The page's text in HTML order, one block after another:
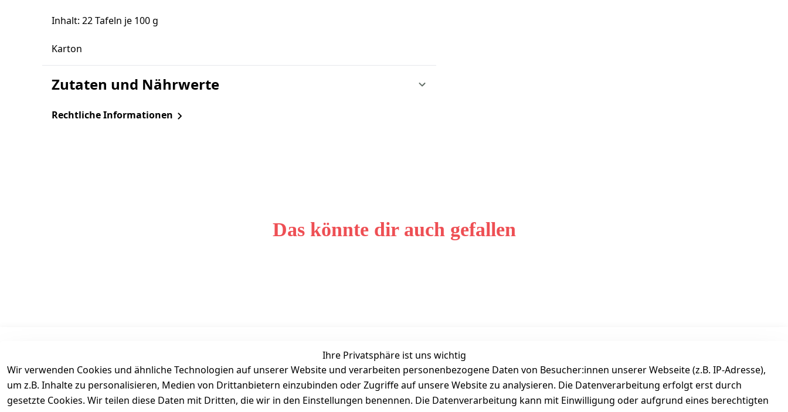
Inhalt: 22 Tafeln je 100 g
Karton
Zutaten und Nährwerte
Rechtliche Informationen
Das könnte dir auch gefallen
Ihre Privatsphäre ist uns wichtig
Wir verwenden Cookies und ähnliche Technologien auf unserer Website und verarbeiten personenbezogene Daten von Besucher:innen unserer Webseite (z.B. IP-Adresse),
um z.B. Inhalte zu personalisieren, Medien von Drittanbietern einzubinden oder Zugriffe auf unsere Website zu analysieren. Die Datenverarbeitung erfolgt erst durch
gesetzte Cookies. Wir teilen diese Daten mit Dritten, die wir in den Einstellungen benennen. Die Datenverarbeitung kann mit Einwilligung oder aufgrund eines berechtigten
AGB
Datenschutz
Kasse
Login
Unternehmen
Bewertung
Kontakt